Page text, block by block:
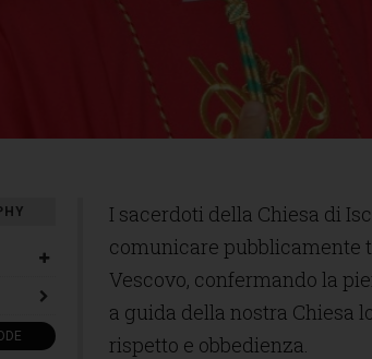
I sacerdoti della Chiesa di
comunicare pubblicamente
Vescovo, confermando la
a guida della nostra Chiesa
rispetto e obbedienza.